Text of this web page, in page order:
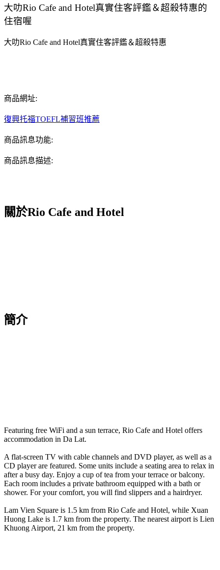
大叻Rio Cafe and Hotel真實住客評鑑＆超殺特惠的
住宿喔
大叻Rio Cafe and Hotel真實住客評鑑＆超殺特惠
商品網址:
復興托福TOEFL補習班推薦
商品訊息功能:
商品訊息描述:
關於Rio Cafe and Hotel
簡介
Featuring free WiFi and a sun terrace, Rio Cafe and Hotel offers
accommodation in Da Lat.
A flat-screen TV with cable channels and DVD player, as well as a
CD player are featured. Some units include a seating area to relax in
after a busy day. Enjoy a cup of tea from your terrace or balcony.
Each room includes a private bathroom equipped with a bath or
shower. For your comfort, you will find slippers and a hairdryer.
Lam Vien Square is 1.5 km from Rio Cafe and Hotel, while Xuan
Huong Lake is 1.7 km from the property. The nearest airport is Lien
Khuong Airport, 21 km from the property.